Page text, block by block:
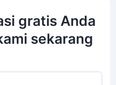
gratis Anda
sekarang